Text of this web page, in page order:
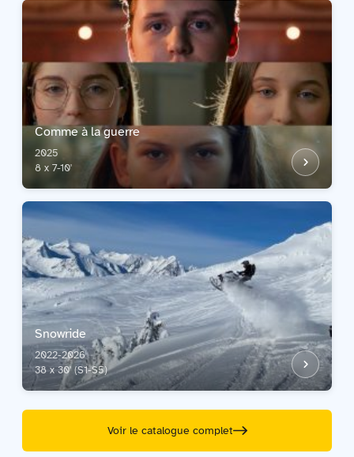
Comme à la guerre
2025
8 x 7-10'
Snowride
2022-2026
38 x 30' (S1-S5)
Voir le catalogue complet